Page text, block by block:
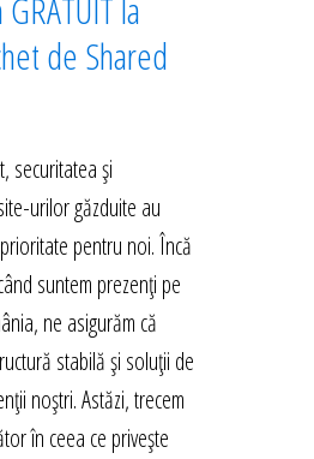
la
de Shared
securitatea și
urilor găzduite au
pentru noi. Încă
suntem prezenți pe
ne asigurăm că
stabilă și soluții de
noștri. Astăzi, trecem
în ceea ce privește